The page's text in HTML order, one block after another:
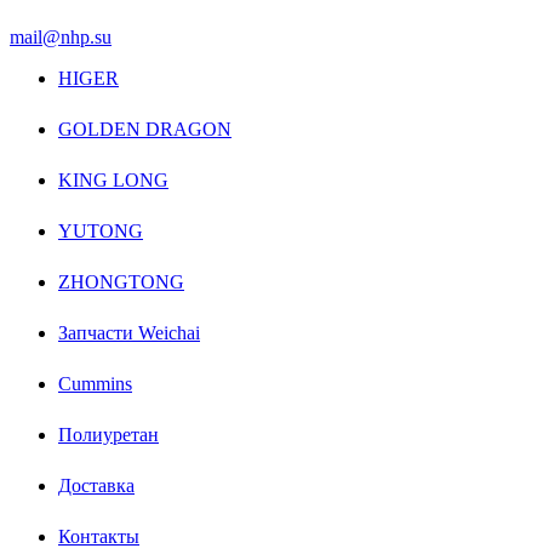
mail@nhp.su
HIGER
GOLDEN DRAGON
KING LONG
YUTONG
ZHONGTONG
Запчасти Weichai
Cummins
Полиуретан
Доставка
Контакты